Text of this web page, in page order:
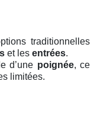
traditionnelles
et les entrées.
d’une poignée, ce
limitées.